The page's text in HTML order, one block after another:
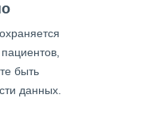
быть
данных.